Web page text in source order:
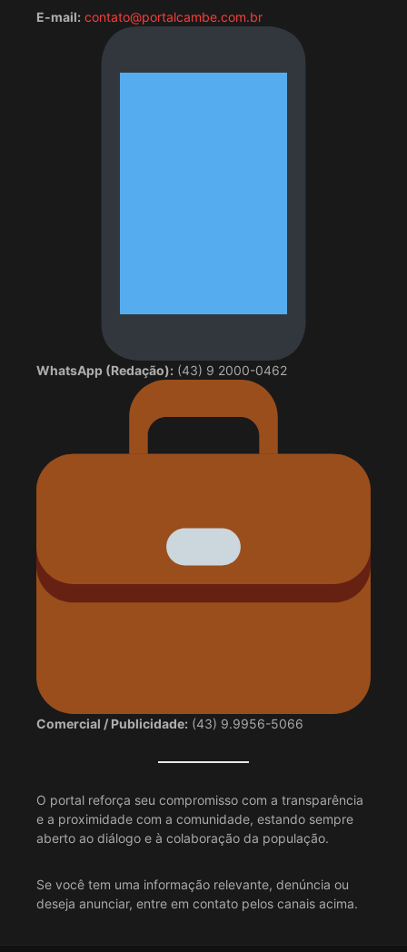
E-mail: contato@portalcambe.com.br
WhatsApp (Redação): (43) 9 2000-0462
Comercial / Publicidade: (43) 9.9956-5066
O portal reforça seu compromisso com a transparência
e a proximidade com a comunidade, estando sempre
aberto ao diálogo e à colaboração da população.
Se você tem uma informação relevante, denúncia ou
deseja anunciar, entre em contato pelos canais acima.